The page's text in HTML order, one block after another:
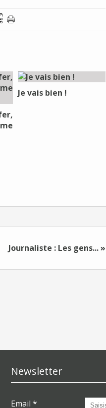
Je vais bien !
Journaliste : Les gens... »
Newsletter
Email